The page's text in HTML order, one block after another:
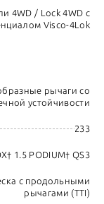
4WD / Lock 4WD с
Visco-4Lok
рычаги со
устойчивости
233
1.5 PODIUM† QS3
с продольными
рычагами (TTI)